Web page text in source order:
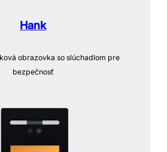
Hank
obrazovka so slúchadlom pre
bezpečnosť